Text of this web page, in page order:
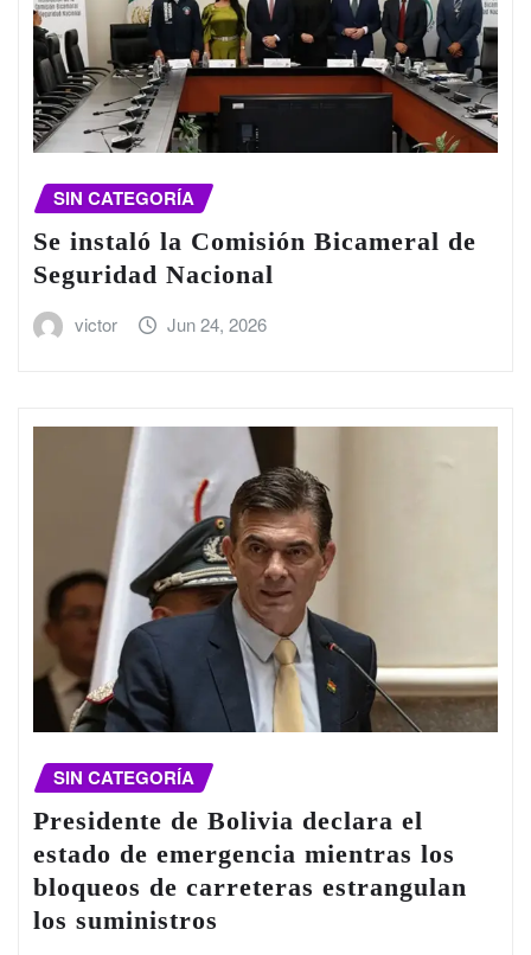
SIN CATEGORÍA
Se instaló la Comisión Bicameral de
Seguridad Nacional
victor Jun 24, 2026
SIN CATEGORÍA
Presidente de Bolivia declara el
estado de emergencia mientras los
bloqueos de carreteras estrangulan
los suministros